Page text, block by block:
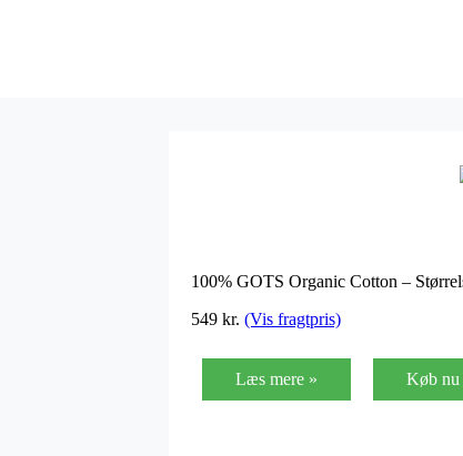
100% GOTS Organic Cotton –
549 kr. (Vis fragtpris)
Læs mere » Køb nu